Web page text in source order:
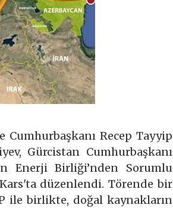
Recep Tayyip
Gürcistan Cumhurbaşkanı
Enerji Birliği’nden Sorumlu
Kars'ta düzenlendi. Törende bir
ile birlikte, doğal kaynakların